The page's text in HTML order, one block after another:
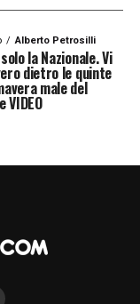
Alberto Petrosilli
la Nazionale. Vi
dietro le quinte
male del
VIDEO